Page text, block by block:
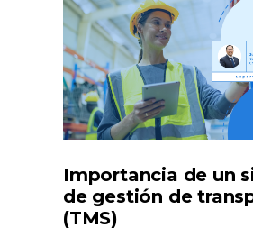
Importancia de un
de gestión de
(TMS)